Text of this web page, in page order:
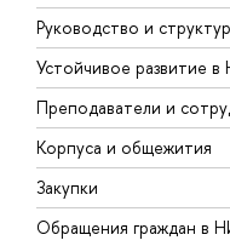
Руководство и
Устойчивое развитие
Преподаватели и
Корпуса и общежития
Закупки
Обращения граждан в